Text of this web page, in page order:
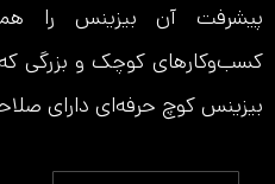
پیشرفت آن بیزینس را
کسب‌و‌کارهای کوچک و بزرگی
بیزینس کوچ حرفه‌ای دارای